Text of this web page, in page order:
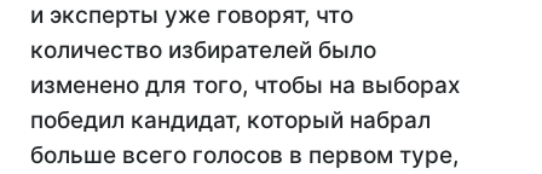
и эксперты уже говорят, что
количество избирателей было
изменено для того, чтобы на выборах
победил кандидат, который набрал
больше всего голосов в первом туре,